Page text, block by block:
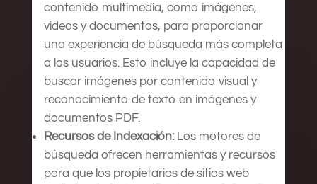
contenido multimedia, como imágenes,
videos y documentos, para proporcionar
una experiencia de búsqueda más completa
a los usuarios. Esto incluye la capacidad de
buscar imágenes por contenido visual y
reconocimiento de texto en imágenes y
documentos PDF.
Recursos de Indexación:Los motores de
búsqueda ofrecen herramientas y recursos
para que los propietarios de sitios web